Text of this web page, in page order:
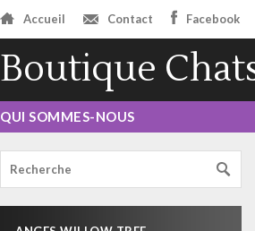
Accueil Contact Facebook
Boutique
QUI SOMMES-NOUS